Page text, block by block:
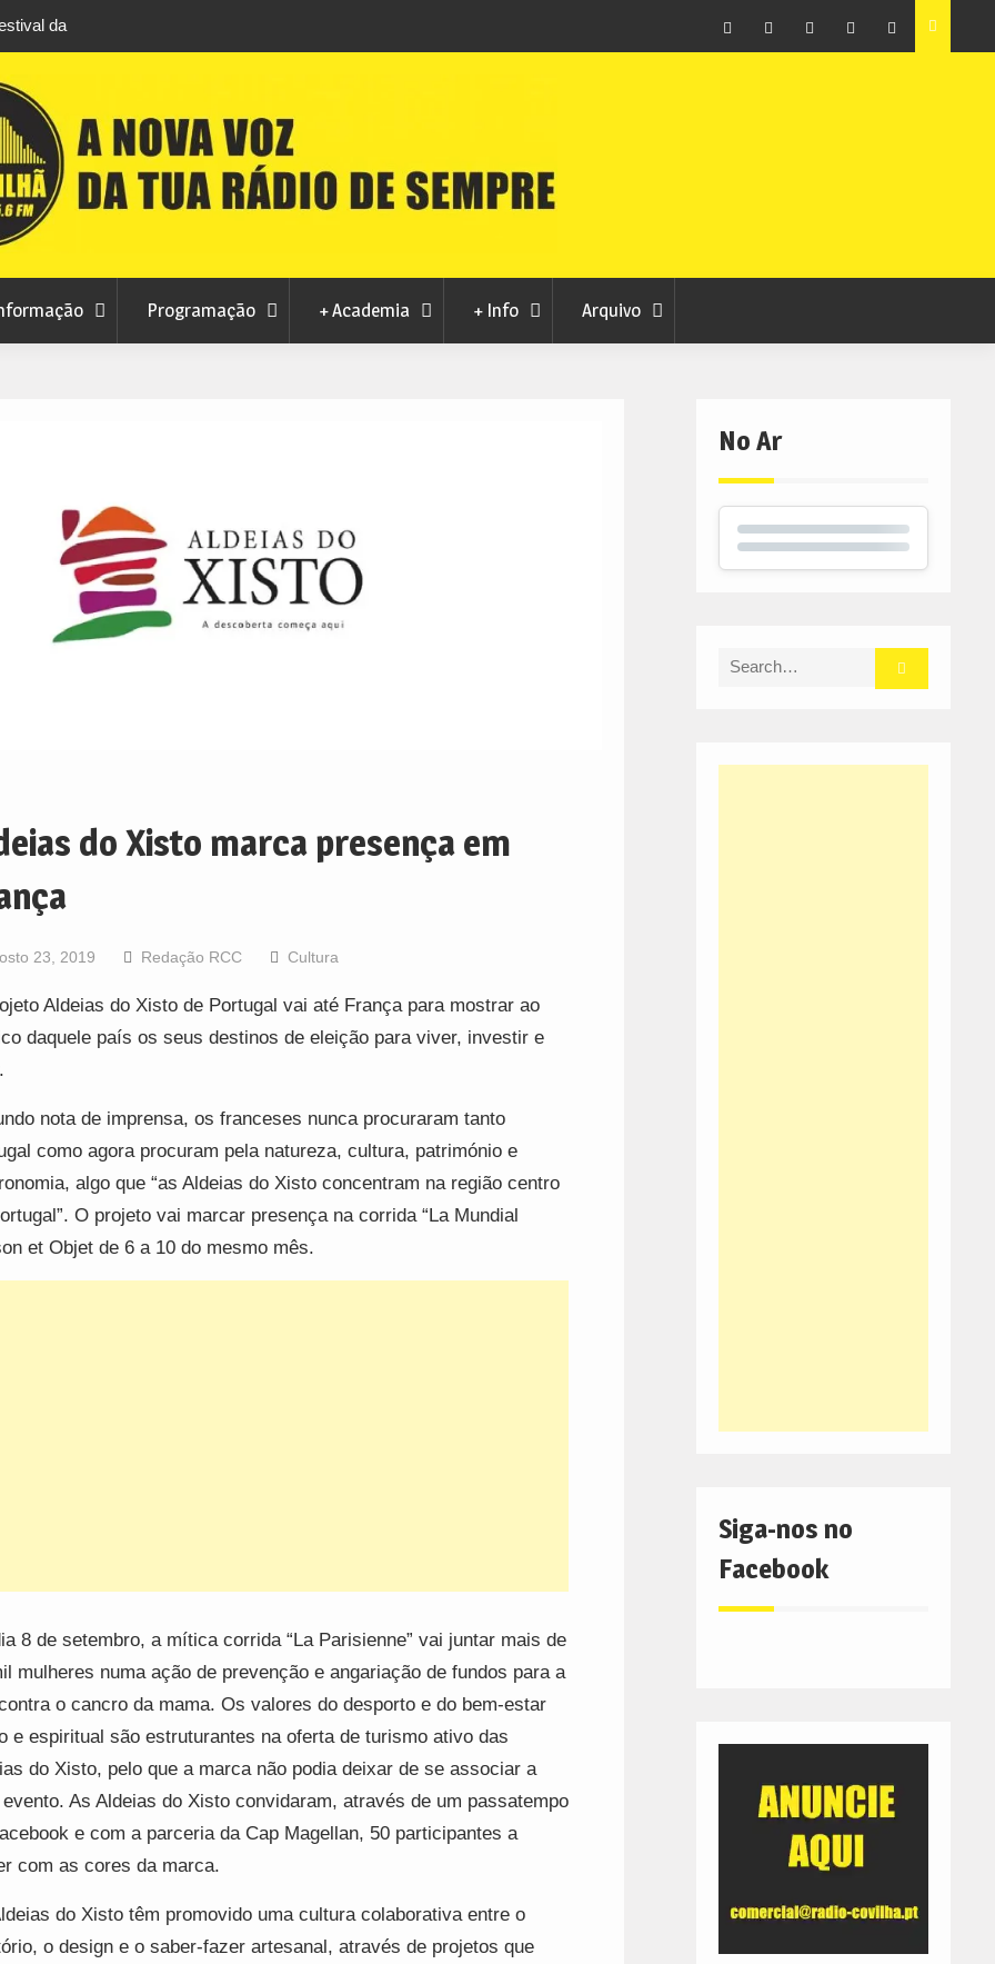
da
levou milhares de visitantes a Penamacor
Covilhã avança com a desmaterialização do Arquivo
Municipal
Programação + Academia + Info Arquivo
do Xisto marca presença em
23, 2019 Redação RCC Cultura
Aldeias do Xisto de Portugal vai até França para mostrar ao
daquele país os seus destinos de eleição para viver, investir e
nota de imprensa, os franceses nunca procuraram tanto
como agora procuram pela natureza, cultura, património e
algo que “as Aldeias do Xisto concentram na região centro
O projeto vai marcar presença na corrida “La Mundial
et Objet de 6 a 10 do mesmo mês.
8 de setembro, a mítica corrida “La Parisienne” vai juntar mais de
mulheres numa ação de prevenção e angariação de fundos para a
o cancro da mama. Os valores do desporto e do bem-estar
e espiritual são estruturantes na oferta de turismo ativo das
do Xisto, pelo que a marca não podia deixar de se associar a
As Aldeias do Xisto convidaram, através de um passatempo
e com a parceria da Cap Magellan, 50 participantes a
com as cores da marca.
do Xisto têm promovido uma cultura colaborativa entre o
o design e o saber-fazer artesanal, através de projetos que
No Ar
Search
Siga-nos no
Facebook